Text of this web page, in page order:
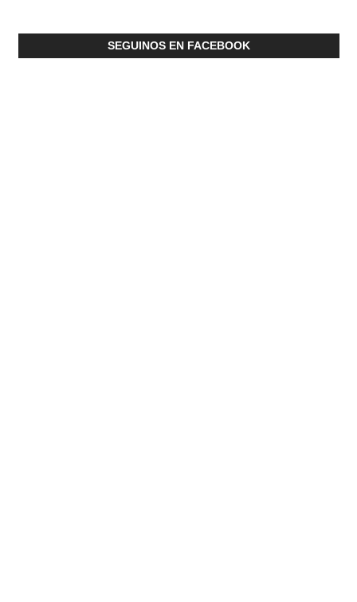
SEGUINOS EN FACEBOOK